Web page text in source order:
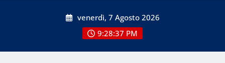
venerdì, 7 Agosto 2026
9:28:39 PM